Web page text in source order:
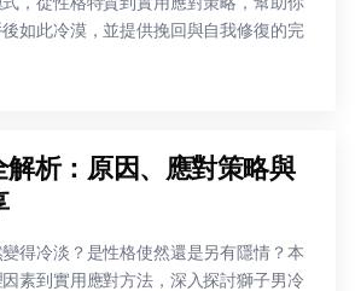
如此冷漠，並提供挽回與自我修復的完
析：原因、應對策略與
得冷淡？是性格使然還是另有隱情？本
素到實用應對方法，深入探討獅子男冷